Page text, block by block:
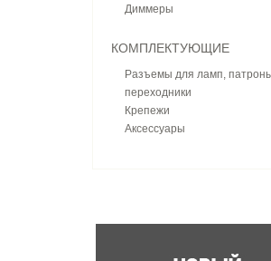
Диммеры
КОМПЛЕКТУЮЩИЕ
Разъемы для ламп,
переходники
Крепежи
Аксессуары